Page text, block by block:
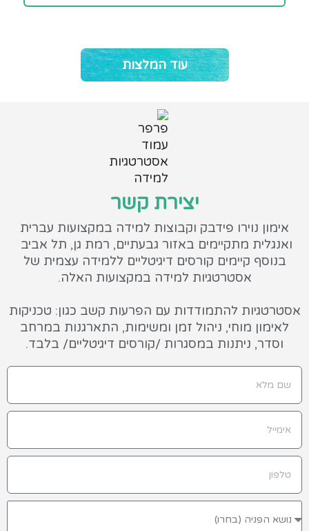
עוד המלצות
יצירת קשר
אימון נוירו פידבק וקבוצות למידה במקצועות עברית
ואנגלית מתקיימים באזור גבעתיים, רמת גן, תל אביב
בנוסף קיימים קורסים דיגיטליים ללמידה עצמית של
אסטרטגיות למידה במקצועות האלה.
אסטרטגיות להתמודדות עם הפרעות קשב כגון: טכניקות
לאימון מוחי, ניהול זמן ומשימות, התארגנות במרחב
וסדר, ניתנות במסגרות /קורסים דיגיטליים/ בלבד.